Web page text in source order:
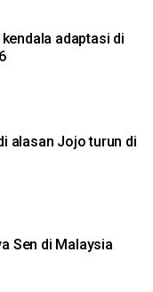
adaptasi di
alasan Jojo turun di
Sen di Malaysia